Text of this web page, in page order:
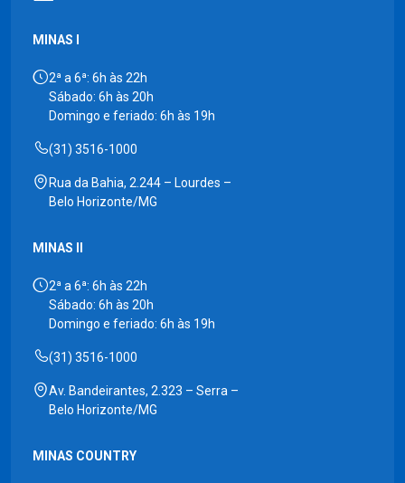
MINAS I
2ª a 6ª: 6h às 22h
Sábado: 6h às 20h
Domingo e feriado: 6h às 19h
(31) 3516-1000
Rua da Bahia, 2.244 – Lourdes –
Belo Horizonte/MG
MINAS II
2ª a 6ª: 6h às 22h
Sábado: 6h às 20h
Domingo e feriado: 6h às 19h
(31) 3516-1000
Av. Bandeirantes, 2.323 – Serra –
Belo Horizonte/MG
MINAS COUNTRY